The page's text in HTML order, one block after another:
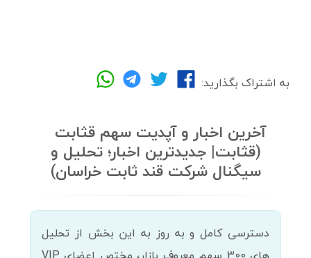
به اشتراک بگذارید:
آخرین اخبار و آپدیت سهم قثابت
(قثابت| جدیدترین اخبار؛ تحلیل و
سیگنال شرکت قند ثابت خراسان)
دسترسی کامل و به روز به این بخش از تحلیل